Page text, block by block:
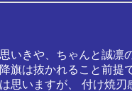
いきや、ちゃんと誠凛
旗は抜かれること前提
思いますが、 付け焼